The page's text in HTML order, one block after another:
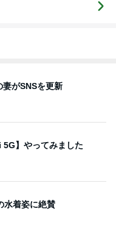
妻がSNSを更新
5G】やってみました
水着姿に絶賛